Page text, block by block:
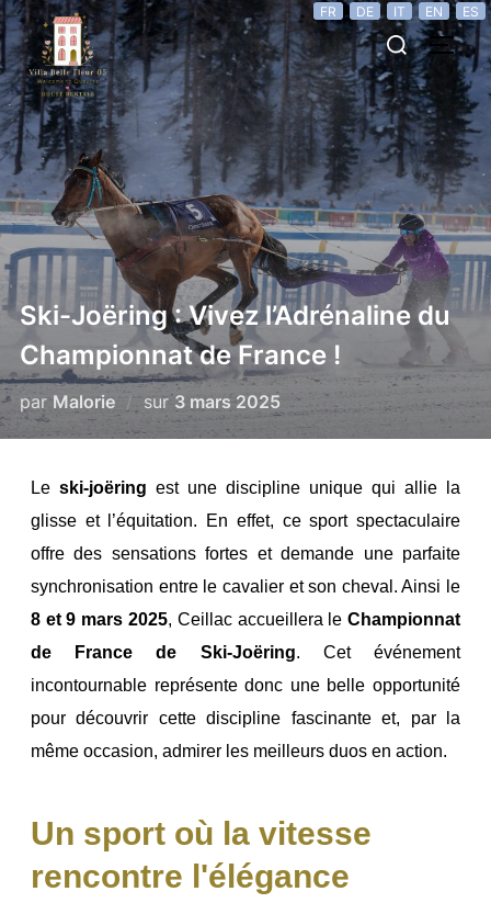
FR DE IT EN ES
Ski-Joëring : Vivez l’Adrénaline du
Championnat de France !
parMalorie sur3 mars 2025
Le ski-joëring est une discipline unique qui allie la
glisse et l’équitation. En effet, ce sport spectaculaire
offre des sensations fortes et demande une parfaite
synchronisation entre le cavalier et son cheval. Ainsi le
8 et 9 mars 2025, Ceillac accueillera leChampionnat
de France de Ski-Joëring. Cet événement
incontournable représente donc une belle opportunité
pour découvrir cette discipline fascinante et, par la
même occasion, admirer les meilleurs duos en action.
Un sport où la vitesse
rencontre l'élégance